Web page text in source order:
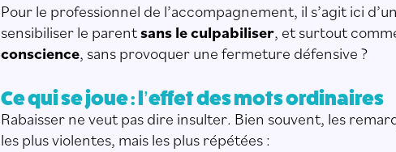
Pour le professionnel de l’accompagnement, il s’agit ici
sensibiliser le parentsans le culpabiliser, et surtout
conscience, sans provoquer une fermeture défensive ?
Ce qui se joue : l’effet des mots ordinaires
Rabaisser ne veut pas dire insulter. Bien souvent, les
les plus violentes, mais les plus répétées :